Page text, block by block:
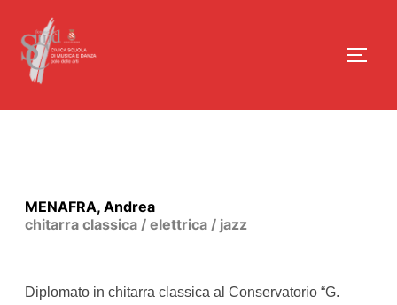
MENAFRA, Andrea
chitarra classica / elettrica / jazz
Diplomato in chitarra classica al Conservatorio “G.